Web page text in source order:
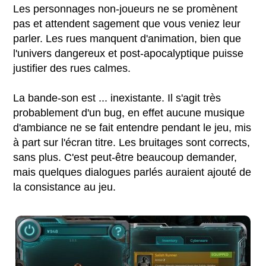
Les personnages non-joueurs ne se promènent
pas et attendent sagement que vous veniez leur
parler. Les rues manquent d'animation, bien que
l'univers dangereux et post-apocalyptique puisse
justifier des rues calmes.
La bande-son est ... inexistante. Il s'agit très
probablement d'un bug, en effet aucune musique
d'ambiance ne se fait entendre pendant le jeu, mis
à part sur l'écran titre. Les bruitages sont corrects,
sans plus. C'est peut-être beaucoup demander,
mais quelques dialogues parlés auraient ajouté de
la consistance au jeu.